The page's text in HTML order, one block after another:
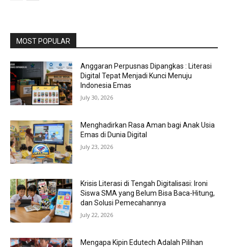
MOST POPULAR
Anggaran Perpusnas Dipangkas : Literasi
Digital Tepat Menjadi Kunci Menuju
Indonesia Emas
July 30, 2026
Menghadirkan Rasa Aman bagi Anak Usia
Emas di Dunia Digital
July 23, 2026
Krisis Literasi di Tengah Digitalisasi: Ironi
Siswa SMA yang Belum Bisa Baca-Hitung,
dan Solusi Pemecahannya
July 22, 2026
Mengapa Kipin Edutech Adalah Pilihan